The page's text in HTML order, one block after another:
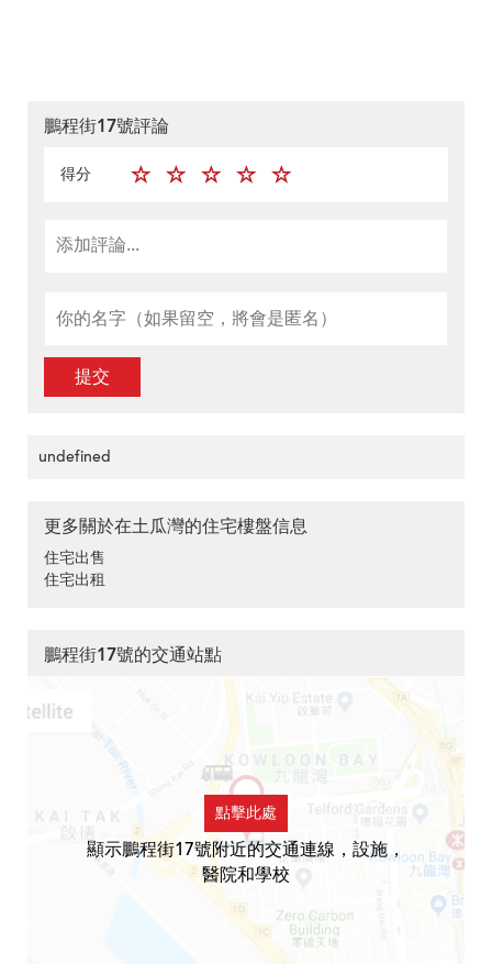
鵬程街17號評論
得分
提交
undefined
更多關於在土瓜灣的住宅樓盤信息
住宅出售
住宅出租
鵬程街17號的交通站點
點擊此處
顯示鵬程街17號附近的交通連線，設施，
醫院和學校